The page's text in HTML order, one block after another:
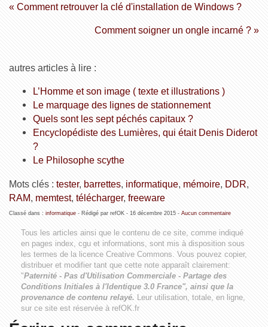
« Comment retrouver la clé d'installation de Windows ?
Comment soigner un ongle incarné ? »
autres articles à lire :
L’Homme et son image ( texte et illustrations )
Le marquage des lignes de stationnement
Quels sont les sept péchés capitaux ?
Encyclopédiste des Lumières, qui était Denis Diderot
?
Le Philosophe scythe
Mots clés : tester, barrettes, informatique, mémoire, DDR,
RAM, memtest, télécharger, freeware
Classé dans : informatique- Rédigé par refOK - 16 décembre 2015- Aucun commentaire
Tous les articles ainsi que le contenu de ce site, comme indiqué
en pages index, cgu et informations, sont mis à disposition sous
les termes de la licence Creative Commons . Vous pouvez copier,
distribuer et modifier tant que cette note apparaît clairement:
"Paternité - Pas d'Utilisation Commerciale - Partage des
Conditions Initiales à l'Identique 3.0 France", ainsi que la
provenance de contenu relayé.
Leur utilisation, totale, en ligne,
sur ce site est réservée à refOK.fr